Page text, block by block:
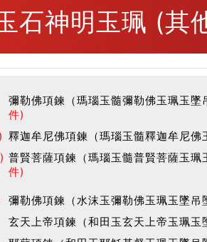
石神明玉珮 (其
彌勒佛項鍊（瑪瑙玉髓彌勒佛玉珮玉墜
件)
釋迦牟尼佛項鍊（瑪瑙玉髓釋迦牟尼佛
普賢菩薩項鍊（瑪瑙玉髓普賢菩薩玉珮
件)
彌勒佛項鍊（水沫玉彌勒佛玉珮玉墜吊
玄天上帝項鍊（和田玉玄天上帝玉珮玉